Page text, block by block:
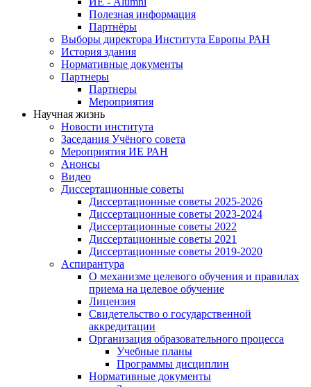
Полезная информация
Партнёры
Выборы директора Института Европы РАН
История здания
Нормативные документы
Партнеры
Партнеры
Мероприятия
Научная жизнь
Новости института
Заседания Учёного совета
Мероприятия ИЕ РАН
Анонсы
Видео
Диссертационные советы
Диссертационные советы 2025-2026
Диссертационные советы 2023-2024
Диссертационные советы 2022
Диссертационные советы 2021
Диссертационные советы 2019-2020
Аспирантура
О механизме целевого обучения и правилах
приема на целевое обучение
Лицензия
Свидетельство о государственной
аккредитации
Организация образовательного процесса
Учебные планы
Программы дисциплин
Нормативные документы